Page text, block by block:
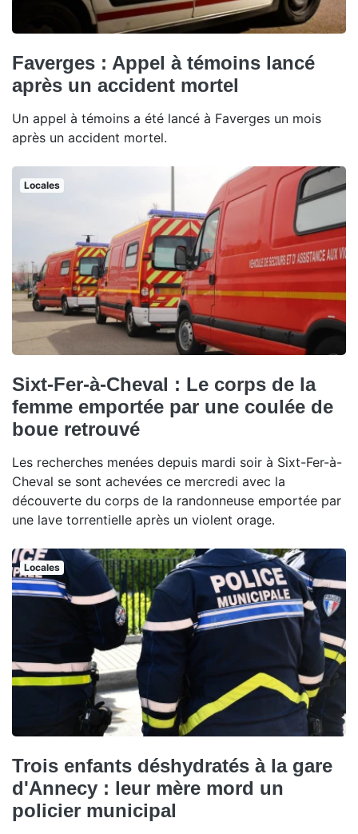
Faverges : Appel à témoins lancé
après un accident mortel
Un appel à témoins a été lancé à Faverges un mois
après un accident mortel.
Locales
Sixt-Fer-à-Cheval : Le corps de la
femme emportée par une coulée de
boue retrouvé
Les recherches menées depuis mardi soir à Sixt-Fer-à-
Cheval se sont achevées ce mercredi avec la
découverte du corps de la randonneuse emportée par
une lave torrentielle après un violent orage.
Locales
Trois enfants déshydratés à la gare
d'Annecy : leur mère mord un
policier municipal